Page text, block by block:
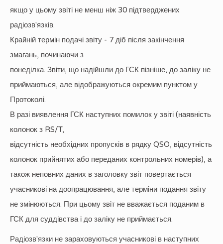
якщо у цьому звіті не менш ніж 30 підтверджених
радіозв'язків.
Крайній термін подачі звіту - 7 діб після закінчення
змагань, починаючи з
понеділка. Звіти, що надійшли до ГСК пізніше, до заліку не
приймаються, але відображуються окремим пунктом у
Протоколі.
В разі виявлення ГСК наступних помилок у звіті (наявність
колонок з RS/T,
відсутність необхідних пропусків в рядку QSO, відсутність
колонок прийнятих або переданих контрольних номерів), а
також неповних даних в заголовку звіт повертається
учасникові на доопрацювання, але терміни подання звіту
не змінюються. При цьому звіт не вважається поданим в
ГСК для суддівства і до заліку не приймається.
Радіозв'язки не зараховуються учасникові в наступних